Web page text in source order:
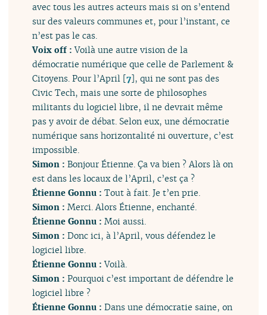
avec tous les autres acteurs mais si on s’entend
sur des valeurs communes et, pour l’instant, ce
n’est pas le cas.
Voix off :Voilà une autre vision de la
démocratie numérique que celle de Parlement &
Citoyens. Pour l’April [7], qui ne sont pas des
Civic Tech, mais une sorte de philosophes
militants du logiciel libre, il ne devrait même
pas y avoir de débat. Selon eux, une démocratie
numérique sans horizontalité ni ouverture, c’est
impossible.
Simon :Bonjour Étienne. Ça va bien ? Alors là on
est dans les locaux de l’April, c’est ça ?
Étienne Gonnu :Tout à fait. Je t’en prie.
Simon :Merci. Alors Étienne, enchanté.
Étienne Gonnu :Moi aussi.
Simon :Donc ici, à l’April, vous défendez le
logiciel libre.
Étienne Gonnu :Voilà.
Simon :Pourquoi c’est important de défendre le
logiciel libre ?
Étienne Gonnu :Dans une démocratie saine, on